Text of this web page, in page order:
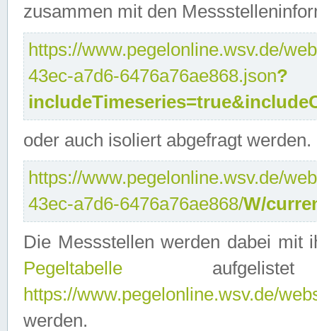
zusammen mit den
https://www.pegelonline.wsv.de/
43ec-a7d6-6476a76ae868.json?
oder auch isoliert abgefragt werden.
https://www.pegelonline.wsv.de/
43ec-a7d6-6476a76ae868/W/
Die Messstellen werden dabei mit
Pegeltabelle
https://www.pegelonline.wsv.de/
werden.